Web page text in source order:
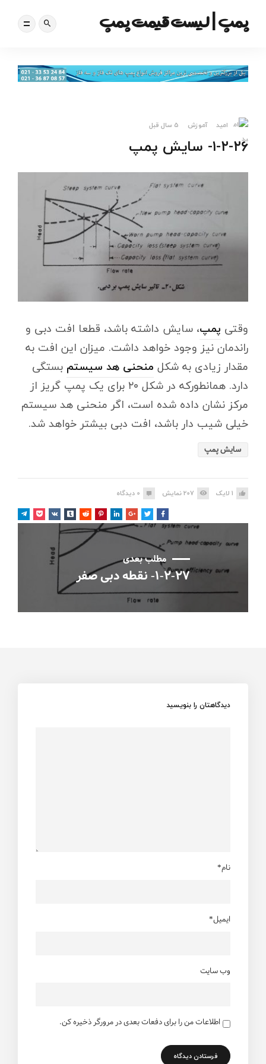
پمپ | لیست قیمت پمپ
امید آموزش 5 سال قبل
۱-۲-۲۶- سایش پمپ
وقتی پمپ، سایش داشته باشد، قطعا افت دبی و
راندمان نیز وجود خواهد داشت. میزان این افت به
مقدار زیادی به شکل منحنی هد سیستم بستگی
دارد. همانطورکه در شکل ۲۰ برای یک پمپ گریز از
مرکز نشان داده شده است، اگر منحنی هد سیستم
خیلی شیب دار باشد، افت دبی بیشتر خواهد شد.
سایش پمپ
1 لایک 207نمایش 0 دیدگاه
مطلب بعدی
۱-۲-۲۷- نقطه دبی صفر
دیدگاهتان را بنویسید
نام*
ایمیل*
وب سایت
اطلاعات من را برای دفعات بعدی در مرورگر ذخیره کن.